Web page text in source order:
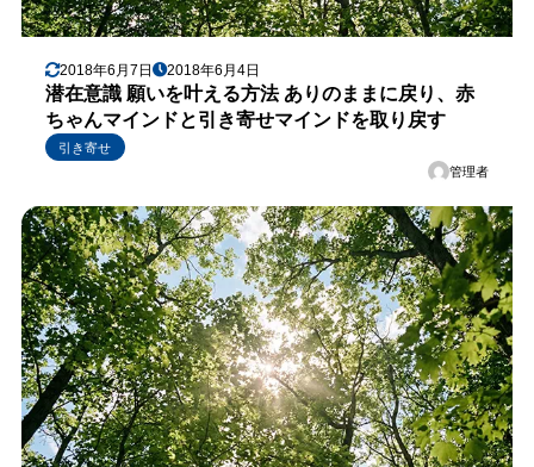
2018年6月7日 2018年6月4日
潜在意識 願いを叶える方法 ありのままに戻り、赤
ちゃんマインドと引き寄せマインドを取り戻す
引き寄せ
管理者